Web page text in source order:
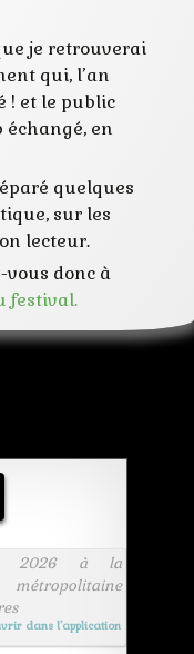
je retrouverai
qui, l’an
! et le public
échangé, en
quelques
sur les
lecteur.
vous donc à
festival.
2026 à la
dans l’application